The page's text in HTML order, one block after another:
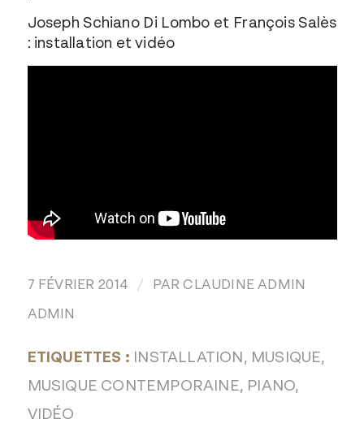
Joseph Schiano Di Lombo et François Salès
: installation et vidéo
7 FÉVRIER 2014 / PARCLAUDINE ADMIN
ADMIN
ETIQUETTES : INSTALLATION, MUSIQUE,
MUSIQUE CONTEMPORAINE, PIANO,
VIDÉO